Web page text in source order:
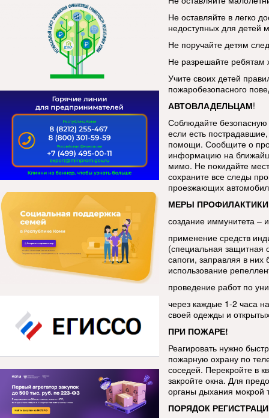
Не оставляйте в легко
недоступных для детей
Не поручайте детям
Не разрешайте ребятам
Учите своих детей
пожаробезопасного
АВТОВЛАДЕЛЬЦАМ!
Соблюдайте
если есть
помощи. Сообщите о
информацию на
мимо. Не покидайте
сохраните все следы
проезжающих
МЕРЫ
создание иммунитета –
применение средств
(специальная защитная
сапоги, заправляя в
использование
проведение работ по
через каждые 1-2 часа
своей одежды и
ПРИ ПОЖАРЕ!
Реагировать нужно
пожарную охрану по
соседей. Перекройте в
закройте окна. Для
органы дыхания мокрой
ПОРЯДОК